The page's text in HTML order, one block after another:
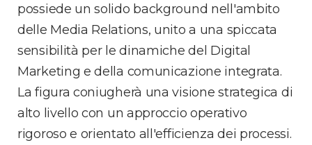
possiede un solido background nell'ambito
delle Media Relations, unito a una spiccata
sensibilità per le dinamiche del Digital
Marketing e della comunicazione integrata.
La figura coniugherà una visione strategica di
alto livello con un approccio operativo
rigoroso e orientato all'efficienza dei processi.